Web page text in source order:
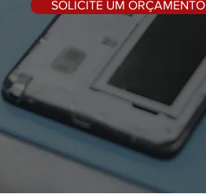
SOLICITE UM ORÇAMENTO